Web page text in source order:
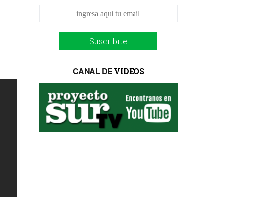
Suscribite
CANAL DE VIDEOS